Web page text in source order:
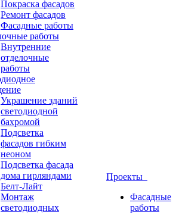
Покраска фасадов
Ремонт фасадов
Фасадные работы
работы
Внутренние
отделочные
работы
Украшение зданий
светодиодной
бахромой
Подсветка
фасадов гибким
неоном
Подсветка фасада
дома гирляндами
Белт-Лайт
Монтаж
светодиодных
Проекты
Фасадные
работы